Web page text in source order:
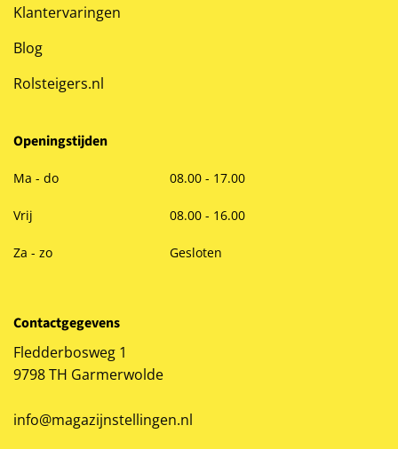
Klantervaringen
Blog
Rolsteigers.nl
Openingstijden
Ma - do 08.00 - 17.00
Vrij 08.00 - 16.00
Za - zo Gesloten
Contactgegevens
Fledderbosweg 1
9798 TH Garmerwolde
info@magazijnstellingen.nl